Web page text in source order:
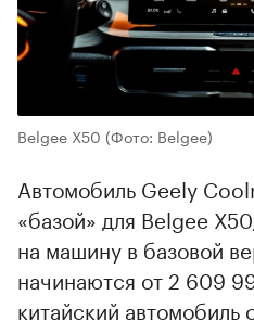
Belgee Х50 (Фото: Belgee)
Автомобиль Geely
«базой» для Belgee
на машину в базовой
начинаются от 2 609
китайский автомобиль